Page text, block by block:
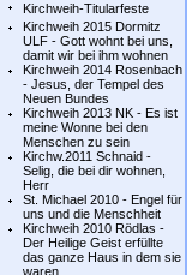
Kirchweih-Titularfeste
Kirchweih 2015 Dormitz
ULF - Gott wohnt bei uns,
damit wir bei ihm wohnen
Kirchweih 2014 Rosenbach
- Jesus, der Tempel des
Neuen Bundes
Kirchweih 2013 NK - Es ist
meine Wonne bei den
Menschen zu sein
Kirchw.2011 Schnaid -
Selig, die bei dir wohnen,
Herr
St. Michael 2010 - Engel für
uns und die Menschheit
Kirchweih 2010 Rödlas -
Der Heilige Geist erfüllte
das ganze Haus in dem sie
waren